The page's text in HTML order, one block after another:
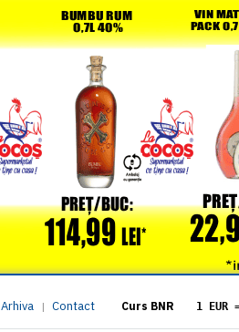
Arhiva | Contact Curs BNR 1 EUR